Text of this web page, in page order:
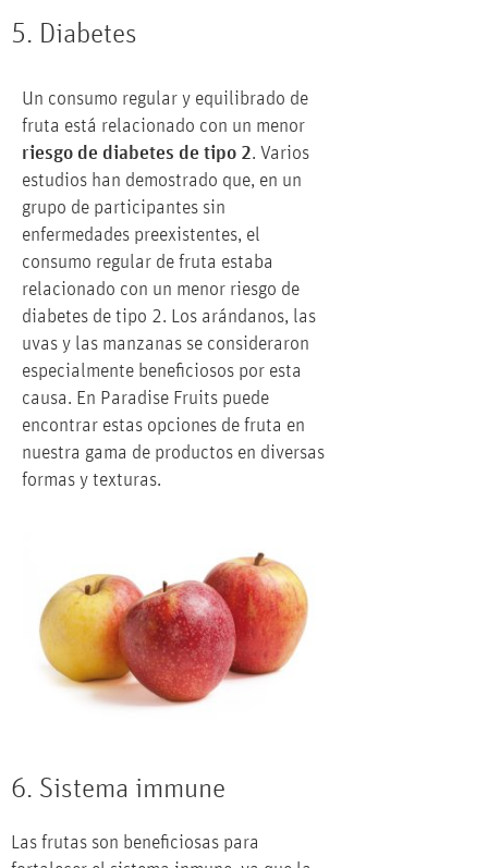
5. Diabetes
Un consumo regular y equilibrado de
fruta está relacionado con un menor
riesgo de diabetes de tipo 2. Varios
estudios han demostrado que, en un
grupo de participantes sin
enfermedades preexistentes, el
consumo regular de fruta estaba
relacionado con un menor riesgo de
diabetes de tipo 2. Los arándanos, las
uvas y las manzanas se consideraron
especialmente beneficiosos por esta
causa. En Paradise Fruits puede
encontrar estas opciones de fruta en
nuestra gama de productos en diversas
formas y texturas.
6. Sistema immune
Las frutas son beneficiosas para